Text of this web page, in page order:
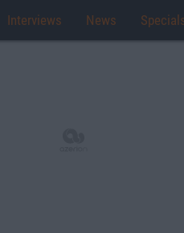
Interviews News